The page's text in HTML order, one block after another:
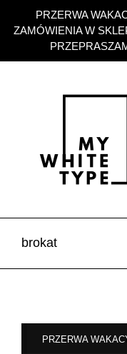
PRZERWA
ZAMÓWIENIA W
zawartości
brokat
PRZERWA